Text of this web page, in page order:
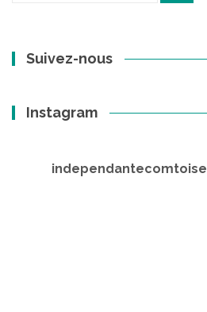
Suivez-nous
Instagram
independantecomtoise